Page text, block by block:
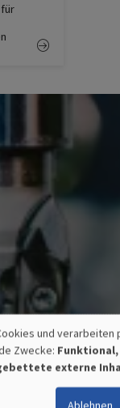
und
Zwecke:
externe
Ablehnen